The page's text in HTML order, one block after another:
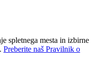
spletnega mesta in izbirne
Preberite naš Pravilnik o